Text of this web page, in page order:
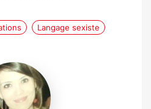
Langage sexiste
Hanen
Marouani